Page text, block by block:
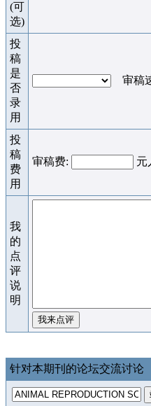
(可
选)
投
稿
是
否
录
用
审稿
投
稿
费
用
审稿费: 元
我
的
点
评
说
明
针对本期刊的论坛交流讨论